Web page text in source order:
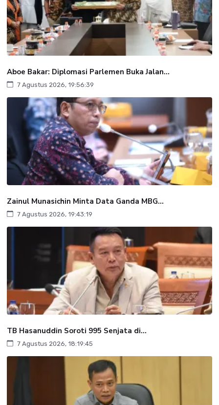
Aboe Bakar: Diplomasi Parlemen Buka Jalan...
7 Agustus 2026, 19:56:39
Zainul Munasichin Minta Data Ganda MBG...
7 Agustus 2026, 19:43:19
TB Hasanuddin Soroti 995 Senjata di...
7 Agustus 2026, 18:19:45